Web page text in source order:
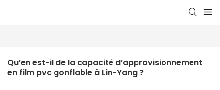
Qu’en est-il de la capacité d’approvisionnement
en film pvc gonflable à Lin-Yang ?